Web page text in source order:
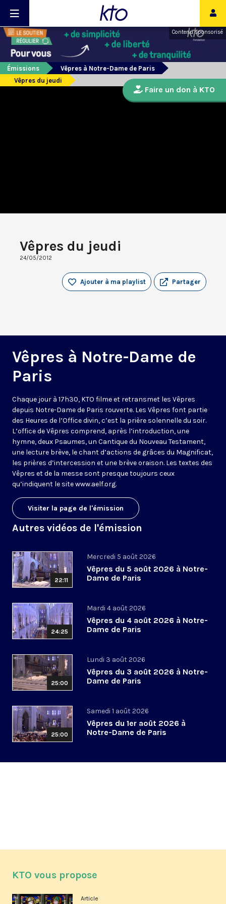
Contenu sponsorisé
Émissions
Vêpres à Notre-Dame de Paris
Vêpres du jeudi
Vêpres du jeudi
24/05/2012
Partager
Ajouter à ma playlist
Vêpres à Notre-Dame de
Paris
Chaque jour à 17h30, KTO filme et retransmet les Vêpres
depuis Notre-Dame de Paris rouverte. Les Vêpres font partie
des Heures de l’Office divin, c’est la prière solennelle du soir.
L’office de Vêpres comprend, après l’introduction, une
hymne, deux Psaumes, un Cantique du Nouveau Testament,
une lecture brève, le chant d’actions de grâces du Magnificat,
les prières d’intercession et une brève oraison. Les textes des
Vêpres et de la messe sont presque toujours ceux
qu’indiquent le sitewww.aelf.org.
Visiter la page de l'émission
Autres vidéos de l'émission
22:11
Mercredi 5 août 2026
Vêpres du 5 août 2026 à Notre-
Dame de Paris
24:25
Mardi 4 août 2026
Vêpres du 4 août 2026 à Notre-
Dame de Paris
25:00
Lundi 3 août 2026
Vêpres du 3 août 2026 à Notre-
Dame de Paris
25:00
Samedi 1 août 2026
Vêpres du 1er août 2026 à
Notre-Dame de Paris
Faire un don à KTO
KTO vous propose
Article